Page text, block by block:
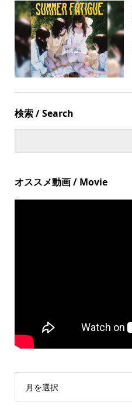
検索 / Search
オススメ動画 / Movie
月を選択